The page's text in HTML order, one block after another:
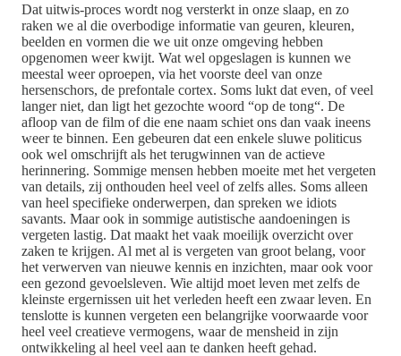
Dat uitwis-proces wordt nog versterkt in onze slaap, en zo
raken we al die overbodige informatie van geuren, kleuren,
beelden en vormen die we uit onze omgeving hebben
opgenomen weer kwijt. Wat wel opgeslagen is kunnen we
meestal weer oproepen, via het voorste deel van onze
hersenschors, de prefontale cortex. Soms lukt dat even, of veel
langer niet, dan ligt het gezochte woord “op de tong“. De
afloop van de film of die ene naam schiet ons dan vaak ineens
weer te binnen. Een gebeuren dat een enkele sluwe politicus
ook wel omschrijft als het terugwinnen van de actieve
herinnering. Sommige mensen hebben moeite met het vergeten
van details, zij onthouden heel veel of zelfs alles. Soms alleen
van heel specifieke onderwerpen, dan spreken we idiots
savants. Maar ook in sommige autistische aandoeningen is
vergeten lastig. Dat maakt het vaak moeilijk overzicht over
zaken te krijgen. Al met al is vergeten van groot belang, voor
het verwerven van nieuwe kennis en inzichten, maar ook voor
een gezond gevoelsleven. Wie altijd moet leven met zelfs de
kleinste ergernissen uit het verleden heeft een zwaar leven. En
tenslotte is kunnen vergeten een belangrijke voorwaarde voor
heel veel creatieve vermogens, waar de mensheid in zijn
ontwikkeling al heel veel aan te danken heeft gehad.